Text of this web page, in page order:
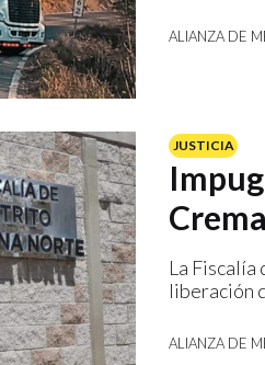
ALIANZA DE
JUSTICIA
La Fiscalía
liberación
ALIANZA DE